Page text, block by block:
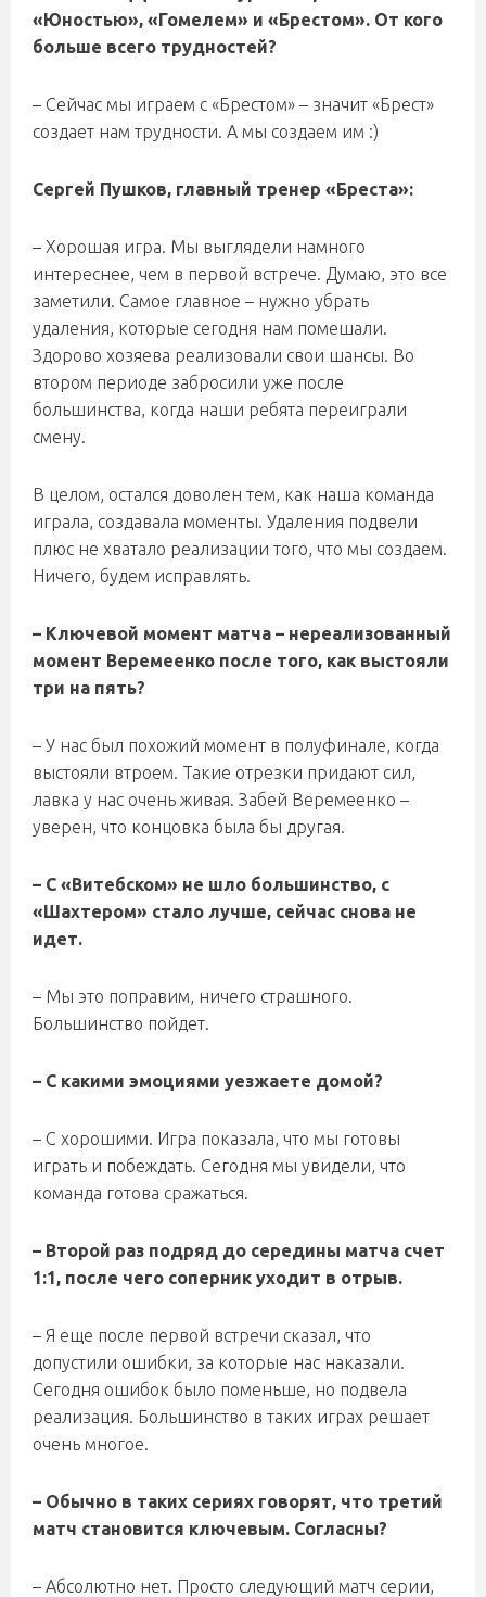
«Юностью», «Гомелем» и «Брестом». От кого
больше всего трудностей?
– Сейчас мы играем с «Брестом» – значит «Брест»
создает нам трудности. А мы создаем им :)
Сергей Пушков, главный тренер «Бреста»:
– Хорошая игра. Мы выглядели намного
интереснее, чем в первой встрече. Думаю, это все
заметили. Самое главное – нужно убрать
удаления, которые сегодня нам помешали.
Здорово хозяева реализовали свои шансы. Во
втором периоде забросили уже после
большинства, когда наши ребята переиграли
смену.
В целом, остался доволен тем, как наша команда
играла, создавала моменты. Удаления подвели
плюс не хватало реализации того, что мы создаем.
Ничего, будем исправлять.
– Ключевой момент матча – нереализованный
момент Веремеенко после того, как выстояли
три на пять?
– У нас был похожий момент в полуфинале, когда
выстояли втроем. Такие отрезки придают сил,
лавка у нас очень живая. Забей Веремеенко –
уверен, что концовка была бы другая.
– С «Витебском» не шло большинство, с
«Шахтером» стало лучше, сейчас снова не
идет.
– Мы это поправим, ничего страшного.
Большинство пойдет.
– С какими эмоциями уезжаете домой?
– С хорошими. Игра показала, что мы готовы
играть и побеждать. Сегодня мы увидели, что
команда готова сражаться.
– Второй раз подряд до середины матча счет
1:1, после чего соперник уходит в отрыв.
– Я еще после первой встречи сказал, что
допустили ошибки, за которые нас наказали.
Сегодня ошибок было поменьше, но подвела
реализация. Большинство в таких играх решает
очень многое.
– Обычно в таких сериях говорят, что третий
матч становится ключевым. Согласны?
– Абсолютно нет. Просто следующий матч серии,